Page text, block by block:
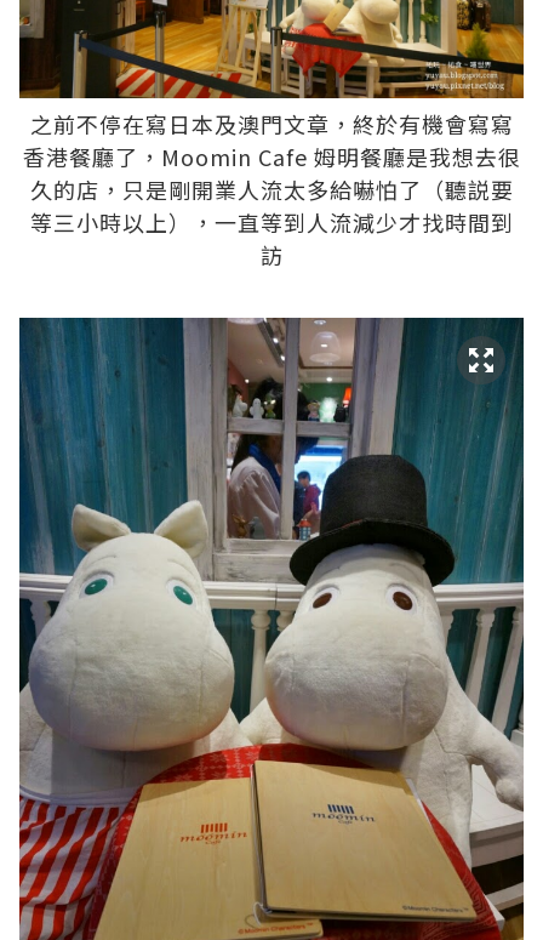
之前不停在寫日本及澳門文章，終於有機會寫寫
香港餐廳了，Moomin Cafe 姆明餐廳是我想去很
久的店，只是剛開業人流太多給嚇怕了（聽説要
等三小時以上），一直等到人流減少才找時間到
訪